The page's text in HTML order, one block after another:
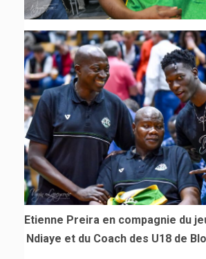
Etienne Preira en compagnie du
Ndiaye et du Coach des U18 de